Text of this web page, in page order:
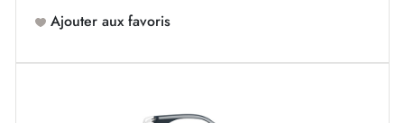
Ajouter aux favoris